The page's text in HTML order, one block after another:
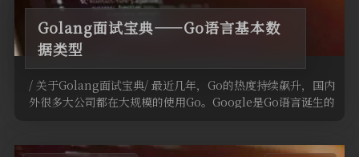
Golang面试宝典——Go语言基本数
据类型
/ 关于Golang面试宝典/ 最近几年，Go的热度持续飙升，国内
外很多大公司都在大规模的使用Go。Google是Go语言诞生的